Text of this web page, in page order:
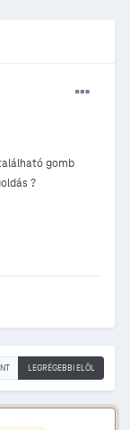
gomb
?
LEGRÉGEBBI ELÖL